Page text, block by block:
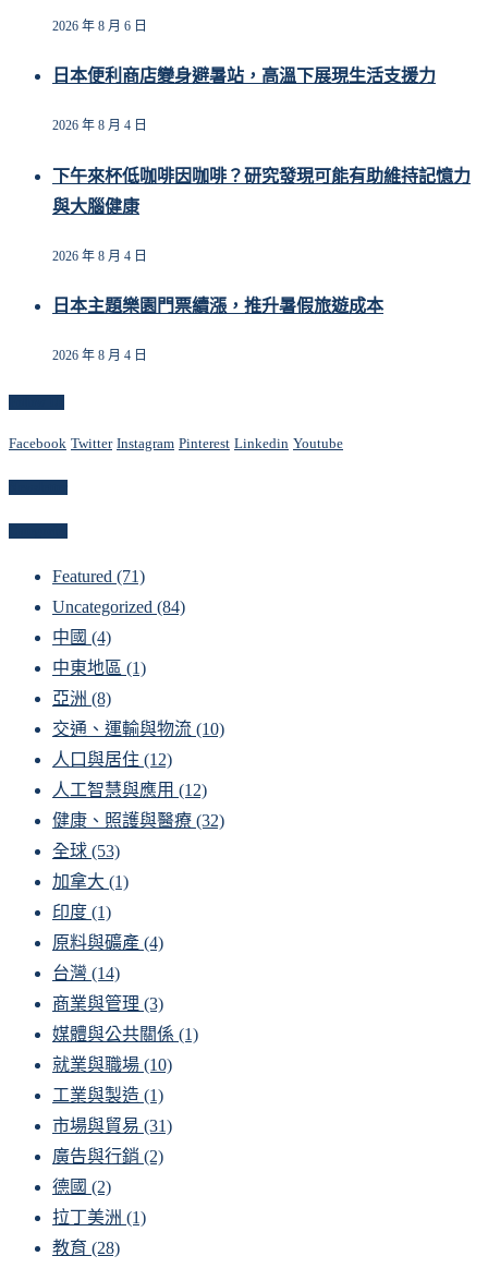
2026 年 8 月 6 日
日本便利商店變身避暑站，高溫下展現生活支援力
2026 年 8 月 4 日
下午來杯低咖啡因咖啡？研究發現可能有助維持記憶力
與大腦健康
2026 年 8 月 4 日
日本主題樂園門票續漲，推升暑假旅遊成本
2026 年 8 月 4 日
Facebook Twitter Instagram Pinterest Linkedin Youtube
Featured (71)
Uncategorized (84)
中國 (4)
中東地區 (1)
亞洲 (8)
交通、運輸與物流 (10)
人口與居住 (12)
人工智慧與應用 (12)
健康、照護與醫療 (32)
全球 (53)
加拿大 (1)
印度 (1)
原料與礦產 (4)
台灣 (14)
商業與管理 (3)
媒體與公共關係 (1)
就業與職場 (10)
工業與製造 (1)
市場與貿易 (31)
廣告與行銷 (2)
德國 (2)
拉丁美洲 (1)
教育 (28)